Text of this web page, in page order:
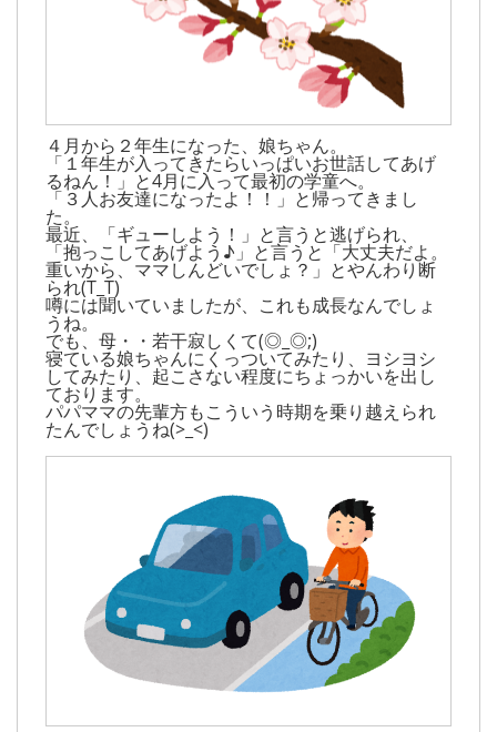
４月から２年生になった、娘ちゃん。
「１年生が入ってきたらいっぱいお世話してあげ
るねん！」と4月に入って最初の学童へ。
「３人お友達になったよ！！」と帰ってきまし
た。
最近、「ギューしよう！」と言うと逃げられ、
「抱っこしてあげよう♪」と言うと「大丈夫だよ。
重いから、ママしんどいでしょ？」とやんわり断
られ(T_T)
噂には聞いていましたが、これも成長なんでしょ
うね。
でも、母・・若干寂しくて(◎_◎;)
寝ている娘ちゃんにくっついてみたり、ヨシヨシ
してみたり、起こさない程度にちょっかいを出し
ております。
パパママの先輩方もこういう時期を乗り越えられ
たんでしょうね(>_<)